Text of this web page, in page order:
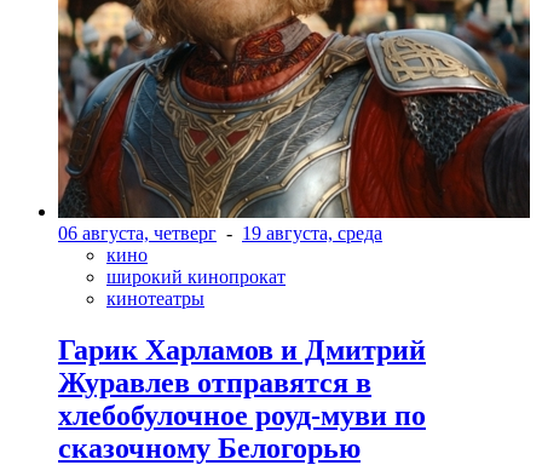
06 августа, четверг - 19 августа, среда
кино
широкий кинопрокат
кинотеатры
Гарик Харламов и Дмитрий
Журавлев отправятся в
хлебобулочное роуд-муви по
сказочному Белогорью